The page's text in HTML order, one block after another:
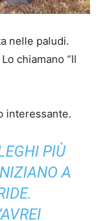
nelle paludi.
chiamano “Il
interessante.
PIÙ
A